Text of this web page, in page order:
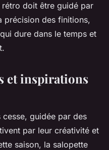
rétro doit être guidé par
précision des finitions,
dure dans le temps et
et inspirations
guidée par des
par leur créativité et
saison, la salopette